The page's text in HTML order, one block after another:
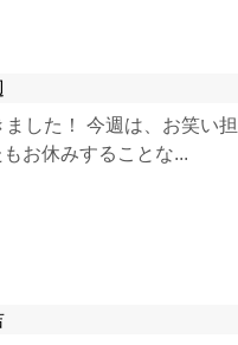
した！ 今週は、お笑い担
お休みすることな...